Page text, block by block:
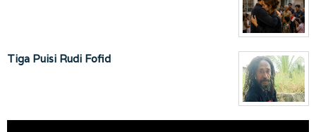
Tiga Puisi Rudi Fofid